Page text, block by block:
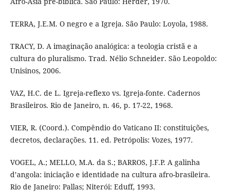
TERRA, J.E.M. O negro e a Igreja. São Paulo: Loyola, 1988.
TRACY, D. A imaginação analógica: a teologia cristã e a
cultura do pluralismo. Trad. Nélio Schneider. São Leopoldo:
Unisinos, 2006.
VAZ, H.C. de L. Igreja-reflexo vs. Igreja-fonte. Cadernos
Brasileiros. Rio de Janeiro, n. 46, p. 17-22, 1968.
VIER, R. (Coord.). Compêndio do Vaticano II: constituições,
decretos, declarações. 11. ed. Petrópolis: Vozes, 1977.
VOGEL, A.; MELLO, M.A. da S.; BARROS, J.F.P. A galinha
d’angola: iniciação e identidade na cultura afro-brasileira.
Rio de Janeiro: Pallas; Niterói: Eduff, 1993.